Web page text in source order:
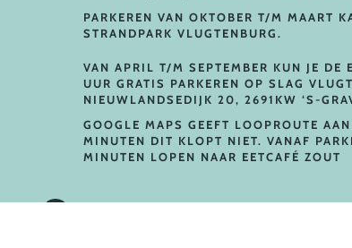
PARKEREN VAN OKTOBER T/M MAART
STRANDPARK VLUGTENBURG.
VAN APRIL T/M SEPTEMBER KUN JE DE
UUR GRATIS PARKEREN OP SLAG
NIEUWLANDSEDIJK 20, 2691KW ‘S-
GOOGLE MAPS GEEFT LOOPROUTE
MINUTEN DIT KLOPT NIET. VANAF
MINUTEN LOPEN NAAR EETCAFÉ ZOUT
FOTO’S WAAR JE SPONTAAN HONGER